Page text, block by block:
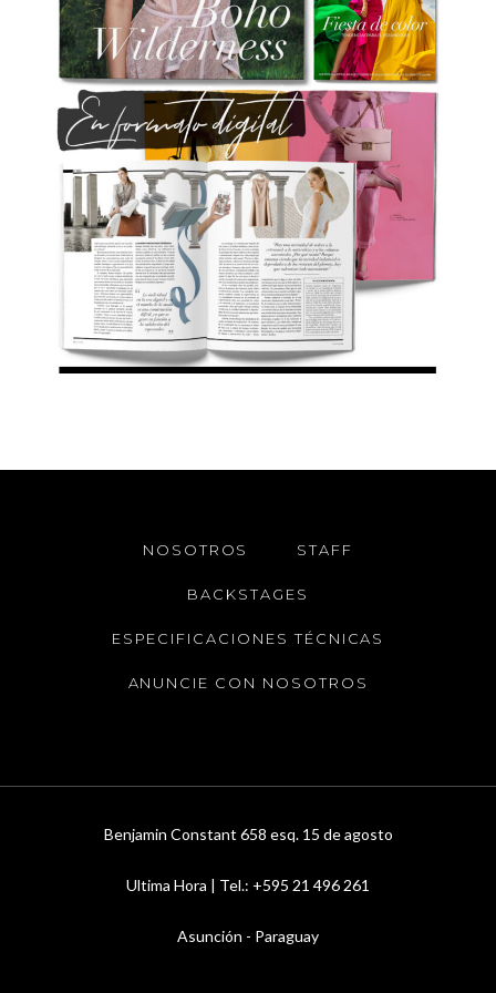
NOSOTROS STAFF
BACKSTAGES
ESPECIFICACIONES TÉCNICAS
ANUNCIE CON NOSOTROS
Benjamin Constant 658 esq. 15 de agosto
Ultima Hora | Tel.: +595 21 496 261
Asunción - Paraguay